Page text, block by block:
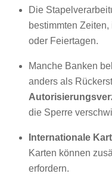
Die
bestimmten
oder Feiertagen.
Manche Banken
anders als
die Sperre
Internationale
Karten können
erfordern.